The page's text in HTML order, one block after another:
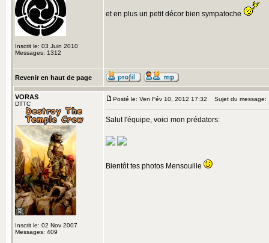
Inscrit le: 03 Juin 2010
Messages: 1312
et en plus un petit décor bien sympatoche
Revenir en haut de page
VORAS
DTTC
Inscrit le: 02 Nov 2007
Messages: 409
Posté le: Ven Fév 10, 2012 17:32 Sujet du message:
Salut l'équipe, voici mon prédators:
Bientôt tes photos Mensouille